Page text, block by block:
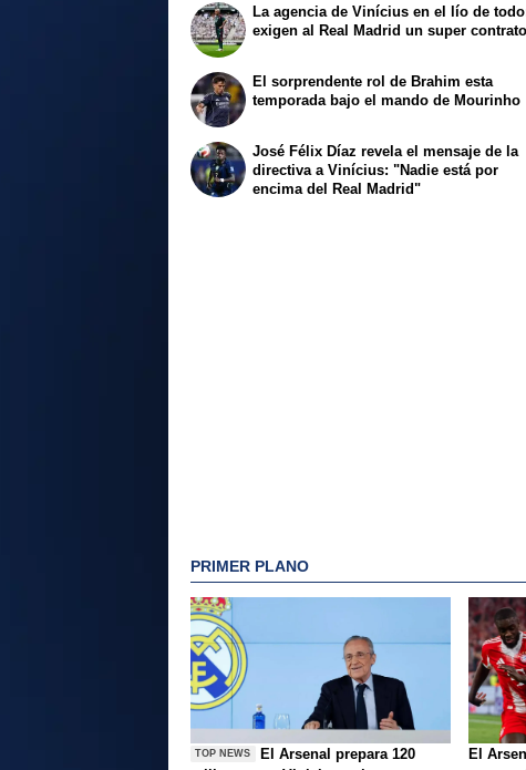
La agencia de Vinícius en el lío de
exigen al Real Madrid un super contrato
El sorprendente rol de Brahim esta
temporada bajo el mando de Mourinho
José Félix Díaz revela el mensaje de la
directiva a Vinícius: "Nadie está por
encima del Real Madrid"
PRIMER PLANO
TOP NEWS
El Arsenal prepara 120
El